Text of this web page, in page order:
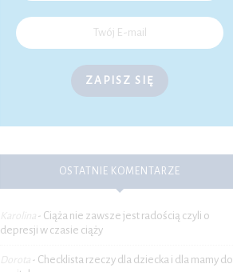
ZAPISZ SIĘ
OSTATNIE KOMENTARZE
Karolina - Ciąża nie zawsze jest radością czyli o
depresji w czasie ciąży
Dorota - Checklista rzeczy dla dziecka i dla mamy do